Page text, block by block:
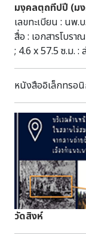
มงฺคลตฺถทีปปี (ม
เลขทะเบียน : นพ.
สื่อ : เอกสารโบร
; 4.6 x 57.5 ซ.ม. :
(232-242) ผูก
อรรถกถา)--เ
เกี่ยวกับพุทธศาส
หอสมุดแห่งชาติเ
พระบรมราชินีนา
หนังสืออิเล็กทรอ
วัดสิงห์